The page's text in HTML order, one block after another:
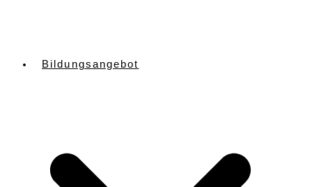
Bildungsangebot